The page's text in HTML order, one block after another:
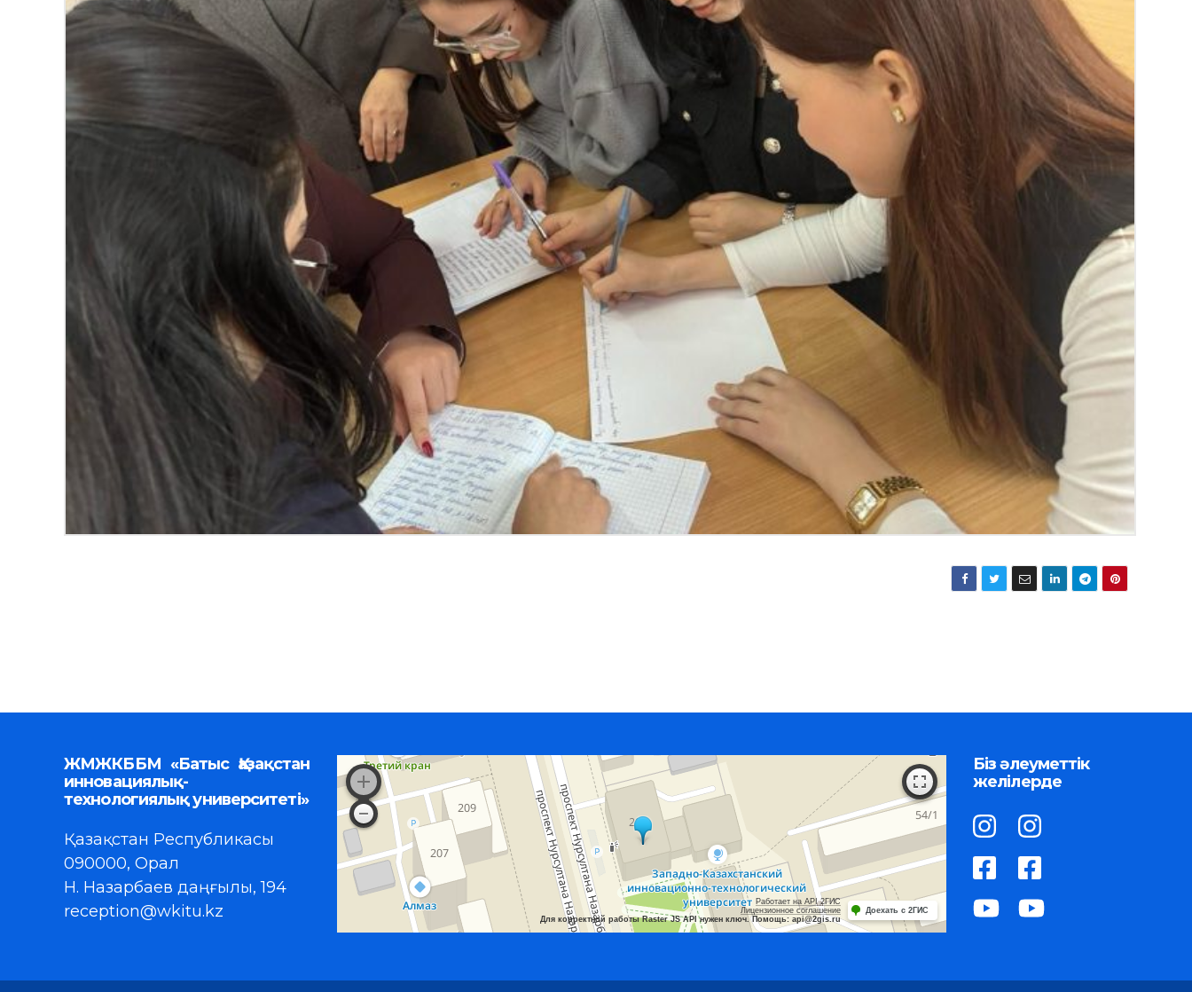
ЖМЖКББМ «Батыс Қазақстан
инновациялық-
технологиялық университеті»
Қазақстан Республикасы
090000, Орал
Н. Назарбаев даңғылы, 194
reception@wkitu.kz
Работает на API 2ГИС
Лицензионное соглашение
Для корректной работы Raster JS API нужен ключ. Помощь: api@2gis.ru
Доехать с 2ГИС
Біз әлеуметтік
желілерде